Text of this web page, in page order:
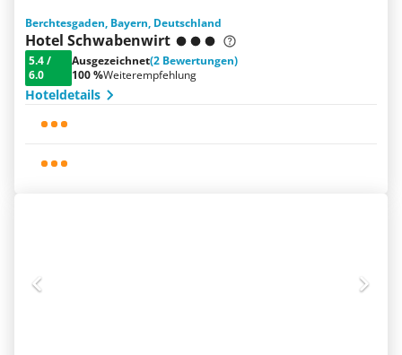
Berchtesgaden, Bayern, Deutschland
Hotel Schwabenwirt
5.4/
6.0
Ausgezeichnet(2 Bewertungen)
100 %Weiterempfehlung
Hoteldetails